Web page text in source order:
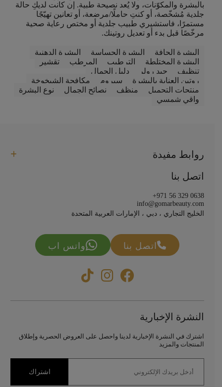
بالبشرة والمكوّنات، ولا يُعد نصيحة طبية. إن كانت لديكِ حالة
جلدية مُشخّصة، أو كنتِ حاملًا/مرضعة، أو تعانين تهيّجًا
مستمرًا، فاستشيري طبيب جلدية أو مختص رعاية صحية
مرخّصًا قبل بدء أو تعديل روتينك.
البشرة الجافة البشرة الحساسة
البشرة الدهنية
البشرة المختلطة
الترطيب المرطب
تقشير
تنظيف
جيد رولر
دليل الجمال
روتين العناية بالبشرة
سيروم
مكافحة الشيخوخة
منتجات التجميل
منظف نصائح الجمال
نوع البشرة
واقي شمسي
روابط مفيدة
اتصل بنا
+971 56 329 0638
info@gomarbeauty.com
الخليج التجاري ، دبي ، الإمارات العربية المتحدة
اتصل بنا واتس اب
النشرة الإخبارية
اشترك في النشرة الإخبارية لدينا واحصل على العروض الحصرية وإطلاق
المنتجات والمزيد
اشتراك